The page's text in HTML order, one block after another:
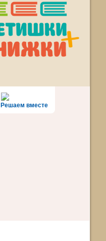
Решаем вместе